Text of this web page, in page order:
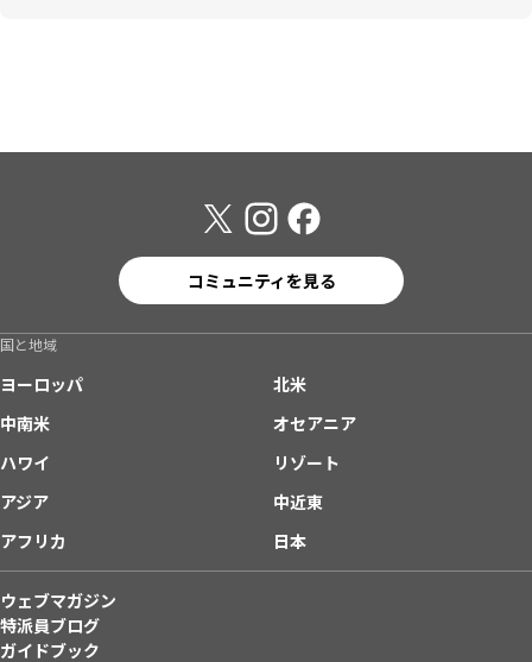
コミュニティを見る
国と地域
ヨーロッパ
北米
中南米
オセアニア
ハワイ
リゾート
アジア
中近東
アフリカ
日本
ウェブマガジン
特派員ブログ
ガイドブック